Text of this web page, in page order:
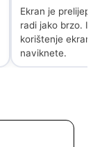
Ekran je
radi jako brzo.
korištenje
naviknete.